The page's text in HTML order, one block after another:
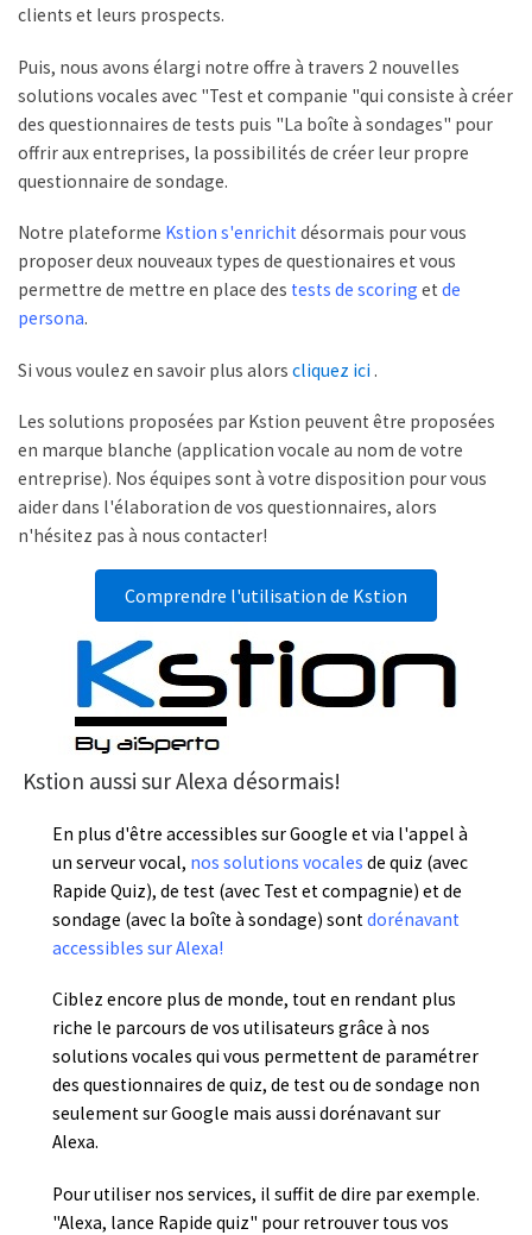
clients et leurs prospects.
Puis, nous avons élargi notre offre à travers 2 nouvelles
solutions vocales avec "Test et companie "qui consiste à créer
des questionnaires de tests puis "La boîte à sondages" pour
offrir aux entreprises, la possibilités de créer leur propre
questionnaire de sondage.
Notre plateforme Kstion s'enrichit désormais pour vous
proposer deux nouveaux types de questionaires et vous
permettre de mettre en place des tests de scoring et de
persona.
Si vous voulez en savoir plus alors cliquez ici .
Les solutions proposées par Kstion peuvent être proposées
en marque blanche (application vocale au nom de votre
entreprise). Nos équipes sont à votre disposition pour vous
aider dans l'élaboration de vos questionnaires, alors
n'hésitez pas à nous contacter!
Comprendre l'utilisation de Kstion
Kstion aussi sur Alexa désormais!
En plus d'être accessibles sur Google et via l'appel à
un serveur vocal, nos solutions vocales de quiz (avec
Rapide Quiz), de test (avec Test et compagnie) et de
sondage (avec la boîte à sondage) sont dorénavant
accessibles sur Alexa!
Ciblez encore plus de monde, tout en rendant plus
riche le parcours de vos utilisateurs grâce à nos
solutions vocales qui vous permettent de paramétrer
des questionnaires de quiz, de test ou de sondage non
seulement sur Google mais aussi dorénavant sur
Alexa.
Pour utiliser nos services, il suffit de dire par exemple.
"Alexa, lance Rapide quiz" pour retrouver tous vos